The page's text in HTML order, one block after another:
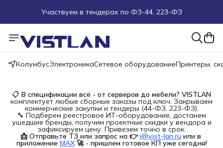
Участвуем в тендерах по ФЗ-44, 223-ФЗ
Поможем подобрать оборудование под ТЗ
Пуско-наладочные работы
Более 100 000 позиций в наличии и под заказ
КолумбусЭлектроникаСетевое оборудованиеПринтеры,
📋 В спецификации всё - от серверов до мебели? VISTLAN
комплектует любые сборные заказы под ключ. Закрываем
коммерческие закупки и тендеры (44-ФЗ, 223-ФЗ).
🔧 Подберем реестровое ИТ-оборудование, достанем
ушедшие бренды, получим проектные скидки у вендора и
зафиксируем цену. Привезем точно в срок.
📩 Отправьте ТЗ или запрос на 👉 i@vist-lan.ru или в
приложение MAX 🚀 - пришлем готовое КП уже сегодня!